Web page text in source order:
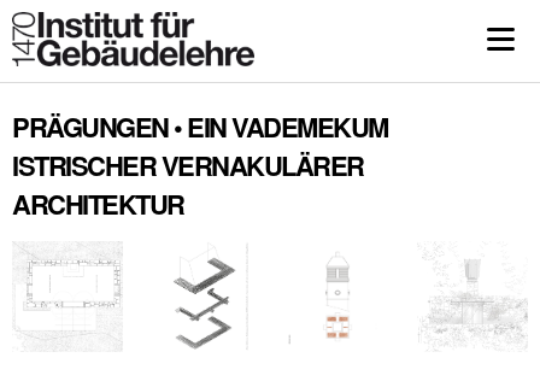
PRÄGUNGEN • EIN VADEMEKUM
ISTRISCHER VERNAKULÄRER
ARCHITEKTUR